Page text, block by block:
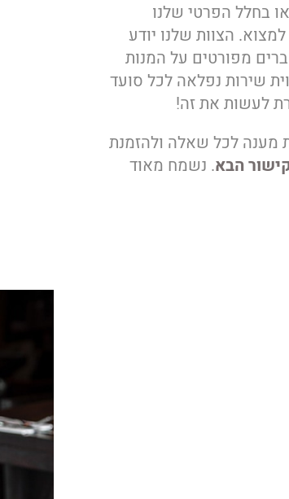
בחלל הפרטי שלנו
הצוות שלנו יודע
מפורטים על המנות
שירות נפלאה לכל סועד
לעשות את זה!
מענה לכל שאלה ולהזמנת
הבא. נשמח מאוד